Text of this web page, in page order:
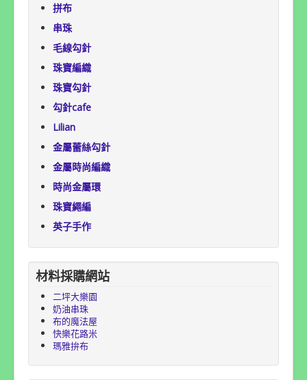
拼布
串珠
毛線勾針
珠寶編織
珠寶勾針
勾針cafe
Lilian
金屬蕾絲勾針
金屬時尚編織
時尚金屬環
珠寶繩編
英子手作
材料採購網站
二坪大樂園
奶油串珠
布的魔法屋
快樂花路米
瑪雅拚布